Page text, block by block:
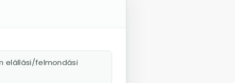
elállási/felmondási